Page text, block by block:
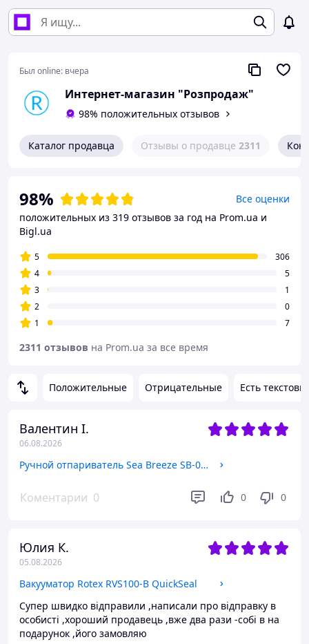
Был online: вчера
Интернет-магазин "Розпродаж"
98% положительных отзывов
Каталог продавца Отзывы о продавце 2311
Положительные Отрицательные Есть
Валентин І.
06.08.2026
Ручной отпариватель Sea Breeze SB-008 ( 2000 Вт, нагрев за 25 сек, вертикальное и горизонтальное отпаривание)
Коментарии 0 0 0
Юлия К.
05.08.2026
Вакууматор Rotex RVS100-B QuickSeal
Супер швидко відправили ,написали про відправку в
особисті ,хороший продавець ,вже два рази -собі в на
подарунок ,його замовляю
98%
Все оценки
положительных из 319 отзывов за год на Prom.ua и
Bigl.ua
5
306
4
5
3
1
2
0
1
7
2311 отзывов на Prom.ua за все время